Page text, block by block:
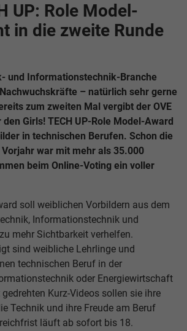
UP: Role Model-
in die zweite Runde
und Informationstechnik-Branche
– natürlich sehr gerne
zum zweiten Mal vergibt der OVE
Girls! TECH UP-Role Model-Award
in technischen Berufen. Schon die
war mit mehr als 35.000
beim Online-Voting ein voller
soll weiblichen Vorbildern aus dem
Informationstechnik und
mehr Sichtbarkeit verhelfen.
sind weibliche Lehrlinge und
technischen Beruf in der
oder Energiewirtschaft
Kurz-Videos sollen sie ihre
Technik und ihre Freude am Beruf
läuft ab sofort bis 18.